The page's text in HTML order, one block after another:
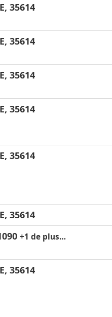
35614
35614
35614
35614
35614
35614
+1 de plus…
35614